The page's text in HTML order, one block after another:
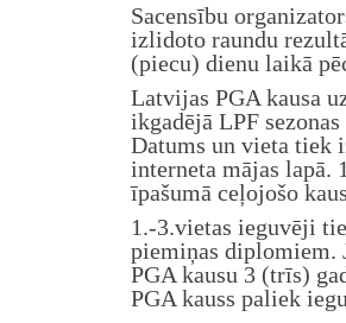
Sacensību
izlidoto raundu
(piecu) dienu laikā
Latvijas PGA kausa
ikgadējā LPF
Datums un vieta tiek
interneta mājas lapā.
īpašumā ceļojošo
1.-3.vietas ieguvēji
piemiņas diplomiem.
PGA kausu 3 (trīs)
PGA kauss paliek